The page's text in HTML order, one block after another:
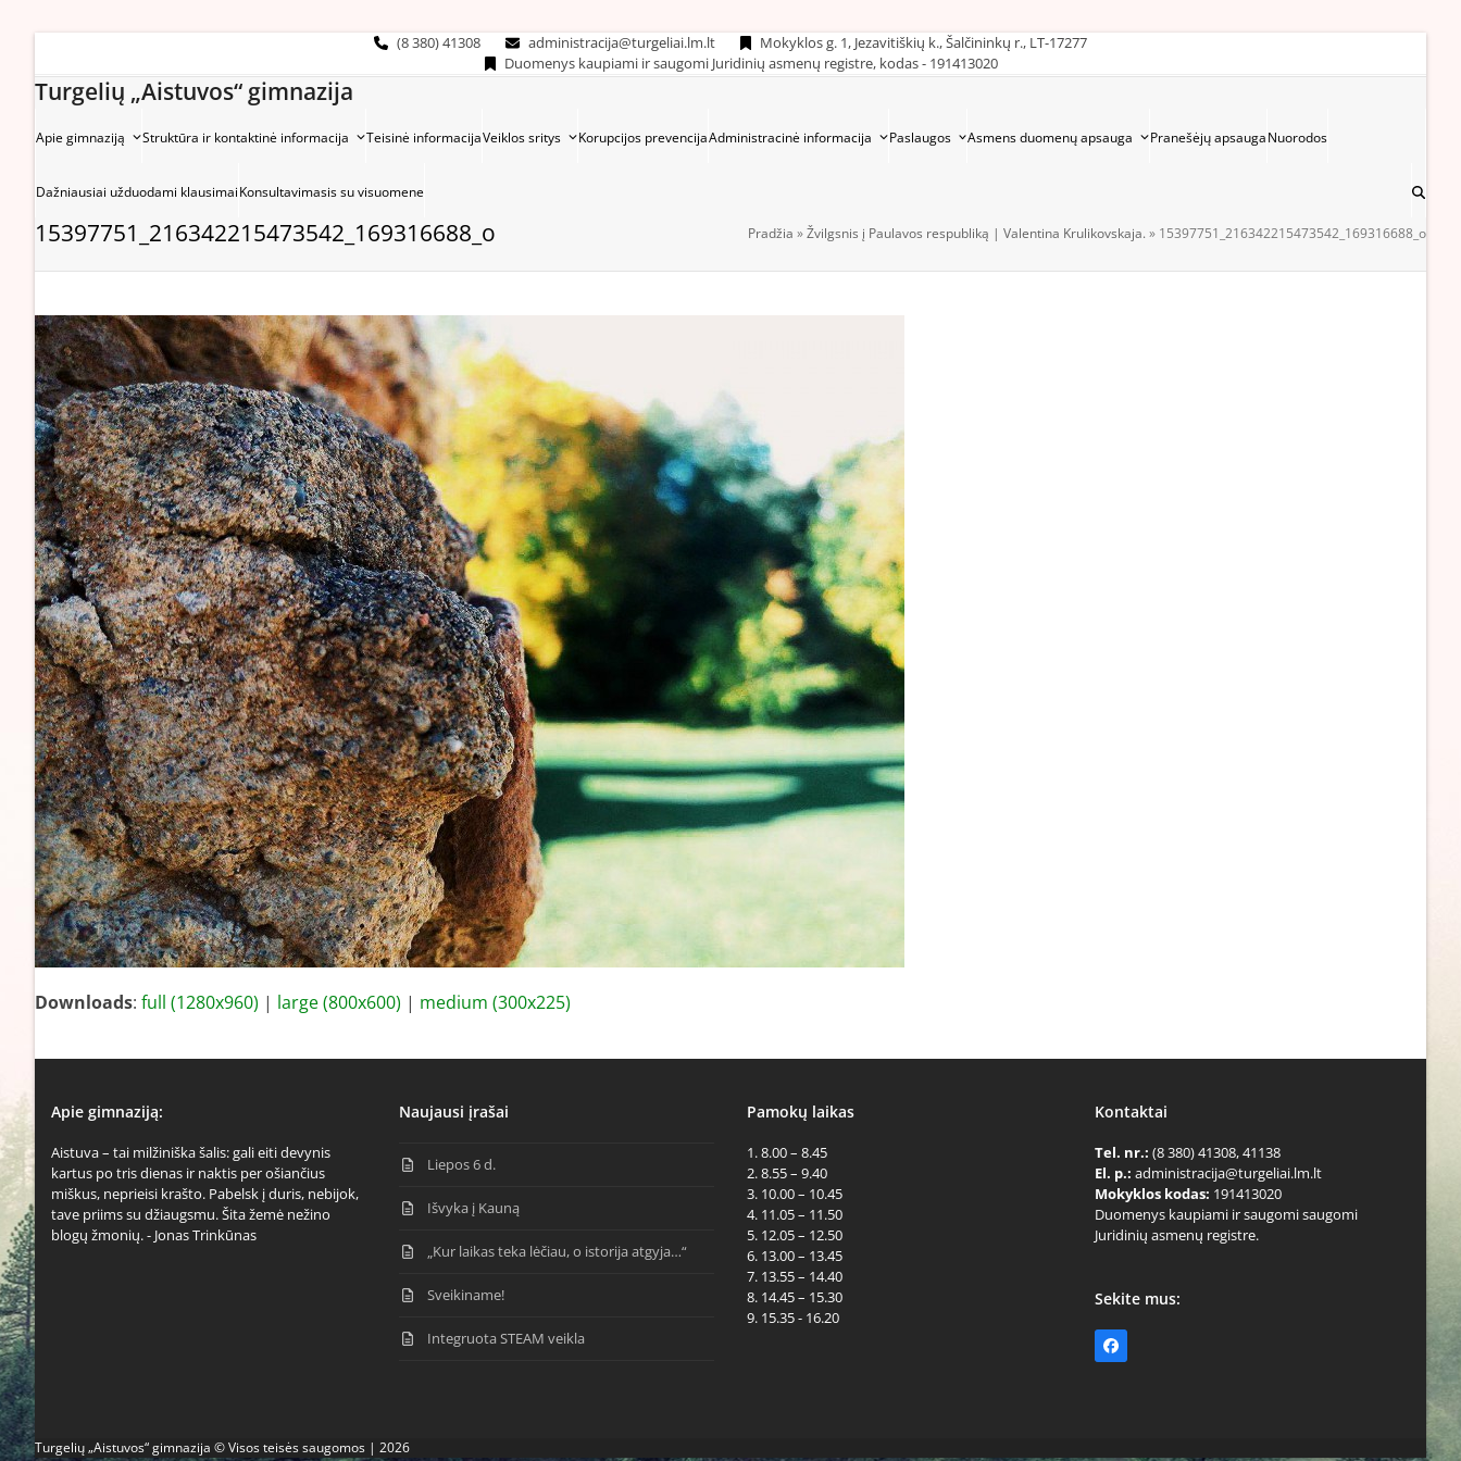
(8 380) 41308 administracija@turgeliai.lm.lt
Mokyklos g. 1, Jezavitiškių k., Šalčininkų r., LT-17277
Duomenys kaupiami ir saugomi Juridinių asmenų registre, kodas - 191413020
Turgelių „Aistuvos“ gimnazija
Apie gimnaziją Struktūra ir kontaktinė informacija Teisinė informacijaVeiklos sritys Korupcijos prevencijaAdministracinė informacija Paslaugos Asmens duomenų apsauga Pranešėjų apsaugaNuorodos
Dažniausiai užduodami klausimaiKonsultavimasis su visuomene
15397751_216342215473542_169316688_o Pradžia »Žvilgsnis į Paulavos respubliką | Valentina Krulikovskaja.» 15397751_216342215473542_169316688_o
Downloads: full (1280x960) | large (800x600) | medium (300x225)
Apie gimnaziją:
Aistuva – tai milžiniška šalis: gali eiti devynis
kartus po tris dienas ir naktis per ošiančius
miškus, neprieisi krašto. Pabelsk į duris, nebijok,
tave priims su džiaugsmu. Šita žemė nežino
blogų žmonių. - Jonas Trinkūnas
Naujausi įrašai
Liepos 6 d.
Išvyka į Kauną
„Kur laikas teka lėčiau, o istorija atgyja…“
Sveikiname!
Integruota STEAM veikla
Pamokų laikas
1. 8.00 – 8.45
2. 8.55 – 9.40
3. 10.00 – 10.45
4. 11.05 – 11.50
5. 12.05 – 12.50
6. 13.00 – 13.45
7. 13.55 – 14.40
8. 14.45 – 15.30
9. 15.35 - 16.20
Kontaktai
Tel. nr.: (8 380) 41308, 41138
El. p.: administracija@turgeliai.lm.lt
Mokyklos kodas: 191413020
Duomenys kaupiami ir saugomi saugomi
Juridinių asmenų registre.
Sekite mus:
Facebook
Turgelių „Aistuvos“ gimnazija © Visos teisės saugomos | 2026